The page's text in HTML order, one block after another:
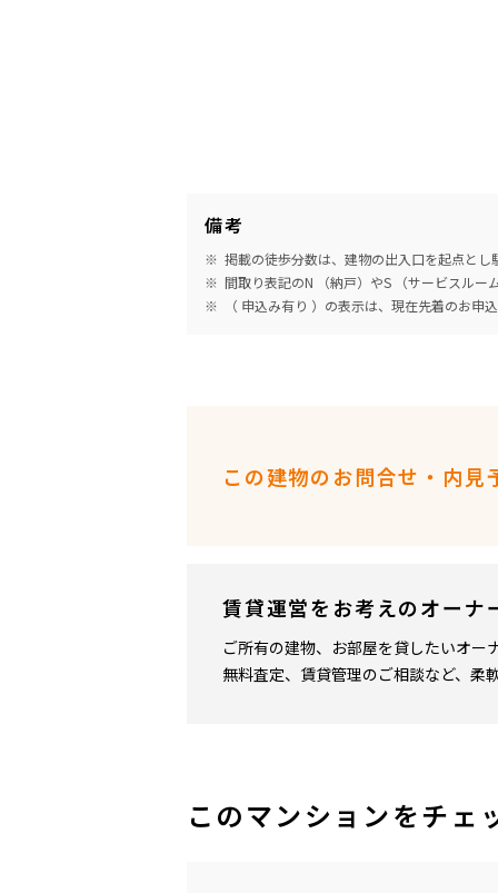
備考
掲載の徒歩分数は、建物の出入口を起点と
間取り表記のN （納戸）やS （サービスル
（ 申込み有り ）の表示は、現在先着のお
この建物のお問合せ・内見
賃貸運営をお考えのオーナ
ご所有の建物、お部屋を貸したいオー
無料査定、賃貸管理のご相談など、柔
このマンションをチェ